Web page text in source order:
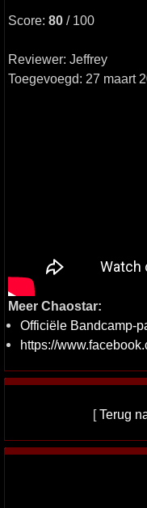
Score: 80 / 100
Reviewer: Jeffrey
Toegevoegd: 27 maart
Meer Chaostar:
Officiële Bandcamp-
https://
[Terug